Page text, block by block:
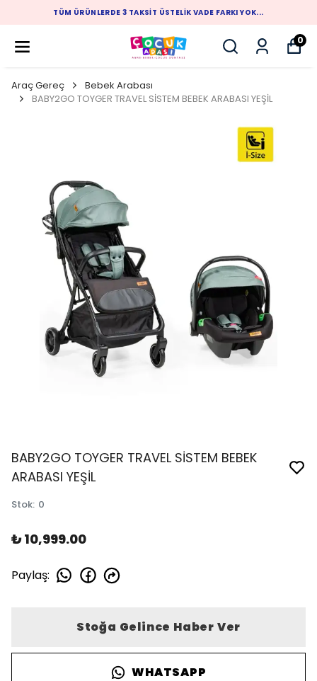
1.500 TL ÜZERİ ALIŞVERİŞLERİNİZDE ÜCRETSİZ KARGO
0
Araç Gereç
Bebek Arabası
BABY2GO TOYGER TRAVEL SİSTEM BEBEK ARABASI YEŞİL
BABY2GO TOYGER TRAVEL SİSTEM BEBEK
ARABASI YEŞİL
Stok: 0
₺ 10,999.00
Paylaş:
Stoğa Gelince Haber Ver
WHATSAPP